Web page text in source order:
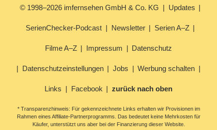
© 1998–2026 imfernsehen GmbH & Co. KG Updates
SerienChecker-Podcast Newsletter Serien A–Z
Filme A–Z Impressum Datenschutz
Datenschutzeinstellungen Jobs Werbung schalten
Links Facebook zurück nach oben
* Transparenzhinweis: Für gekennzeichnete Links erhalten wir Provisionen im
Rahmen eines Affiliate-Partnerprogramms. Das bedeutet keine Mehrkosten für
Käufer, unterstützt uns aber bei der Finanzierung dieser Website.